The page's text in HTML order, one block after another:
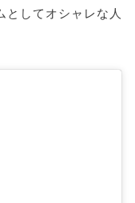
としてオシャレな人